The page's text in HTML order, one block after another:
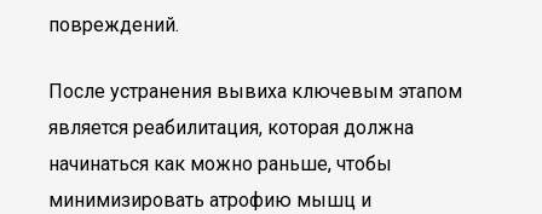
повреждений.
После устранения вывиха ключевым этапом
является реабилитация, которая должна
начинаться как можно раньше, чтобы
минимизировать атрофию мышц и